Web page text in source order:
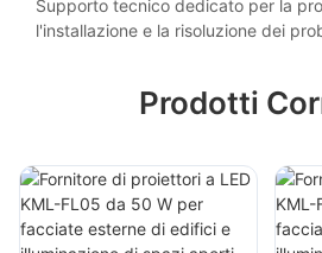
produzione e arene sportive.
Supporto tecnico dedicato per la
l'installazione e la risoluzione dei
Prodotti